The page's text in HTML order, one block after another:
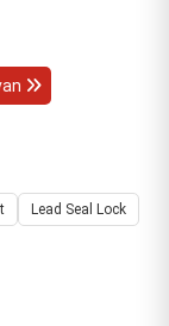
Lead Seal Lock